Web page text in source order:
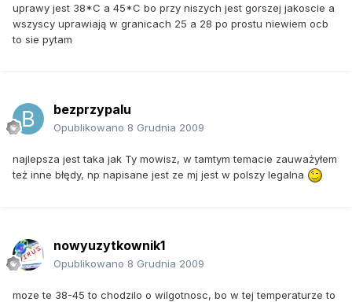
uprawy jest 38*C a 45*C bo przy niszych jest gorszej jakoscie a
wszyscy uprawiają w granicach 25 a 28 po prostu niewiem ocb
to sie pytam
bezprzypalu
Opublikowano 8 Grudnia 2009
najlepsza jest taka jak Ty mowisz, w tamtym temacie zauważyłem
też inne błędy, np napisane jest ze mj jest w polszy legalna
nowyuzytkownik1
Opublikowano 8 Grudnia 2009
moze te 38-45 to chodzilo o wilgotnosc, bo w tej temperaturze to